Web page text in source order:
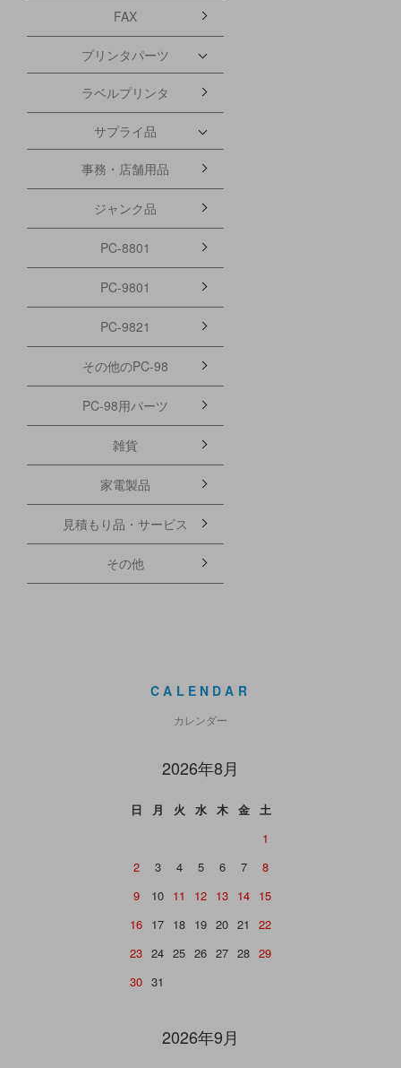
FAX
プリンタパーツ
ラベルプリンタ
サプライ品
事務・店舗用品
ジャンク品
PC-8801
PC-9801
PC-9821
その他のPC-98
PC-98用パーツ
雑貨
家電製品
見積もり品・サービス
その他
CALENDAR
カレンダー
2026年8月
日 月 火 水 木 金
土
1
2
3 4 5 6 7
8
9
10 11 12 13 14 15
16 17 18 19 20 21
22
23 24 25 26 27 28 29
30 31
2026年9月